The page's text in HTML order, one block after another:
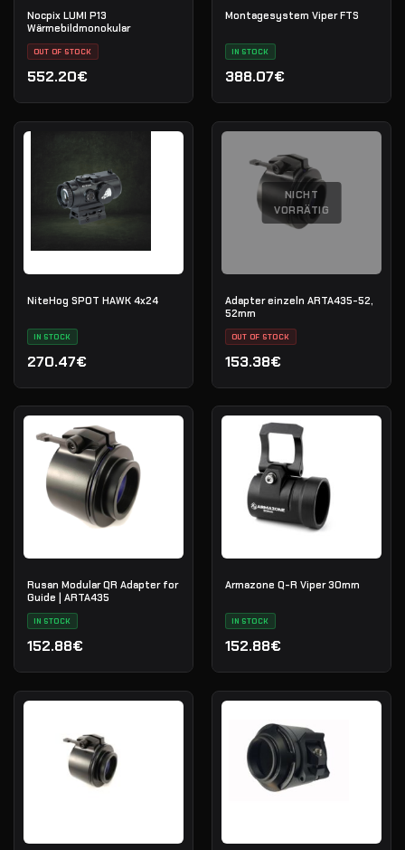
Nocpix LUMI P13
Wärmebildmonokular
OUT OF STOCK
552.20€
Montagesystem Viper FTS
IN STOCK
388.07€
NiteHog SPOT HAWK 4x24
IN STOCK
270.47€
NICHT
VORRÄTIG
Adapter einzeln ARTA435-52,
52mm
OUT OF STOCK
153.38€
Rusan Modular QR Adapter for
Guide | ARTA435
IN STOCK
152.88€
Armazone Q-R Viper 30mm
IN STOCK
152.88€